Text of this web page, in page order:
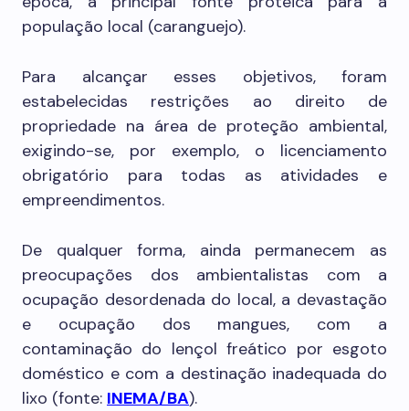
população local (caranguejo).
Para alcançar esses objetivos, foram
estabelecidas restrições ao direito de
propriedade na área de proteção ambiental,
exigindo-se, por exemplo, o licenciamento
obrigatório para todas as atividades e
empreendimentos.
De qualquer forma, ainda permanecem as
preocupações dos ambientalistas com a
ocupação desordenada do local, a devastação
e ocupação dos mangues, com a
contaminação do lençol freático por esgoto
doméstico e com a destinação inadequada do
lixo (fonte: INEMA/BA).